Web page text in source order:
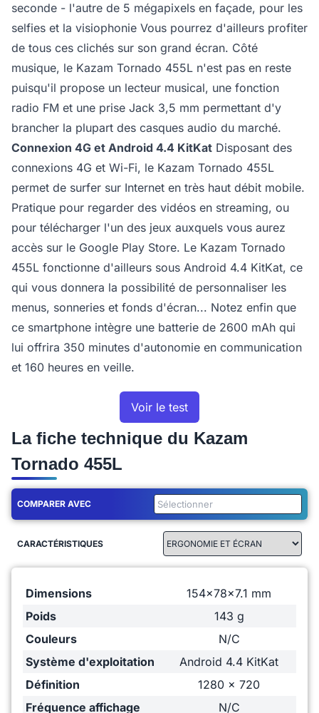
seconde - l'autre de 5 mégapixels en façade, pour les
selfies et la visiophonie Vous pourrez d'ailleurs profiter
de tous ces clichés sur son grand écran. Côté
musique, le Kazam Tornado 455L n'est pas en reste
puisqu'il propose un lecteur musical, une fonction
radio FM et une prise Jack 3,5 mm permettant d'y
brancher la plupart des casques audio du marché.
Connexion 4G et Android 4.4 KitKat Disposant des
connexions 4G et Wi-Fi, le Kazam Tornado 455L
permet de surfer sur Internet en très haut débit mobile.
Pratique pour regarder des vidéos en streaming, ou
pour télécharger l'un des jeux auxquels vous aurez
accès sur le Google Play Store. Le Kazam Tornado
455L fonctionne d'ailleurs sous Android 4.4 KitKat, ce
qui vous donnera la possibilité de personnaliser les
menus, sonneries et fonds d'écran... Notez enfin que
ce smartphone intègre une batterie de 2600 mAh qui
lui offrira 350 minutes d'autonomie en communication
et 160 heures en veille.
Voir le test
La fiche technique du Kazam
Tornado 455L
COMPARER AVEC
CARACTÉRISTIQUES
Dimensions
154x78x7.1 mm
Poids
143 g
Couleurs
N/C
Système d'exploitation
Android 4.4 KitKat
Définition
1280 x 720
Fréquence affichage
N/C